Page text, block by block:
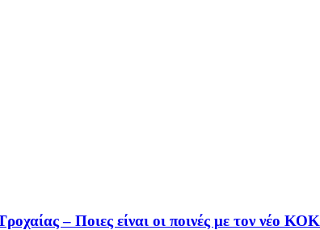
– Ποιες είναι οι ποινές με τον νέο ΚΟΚ